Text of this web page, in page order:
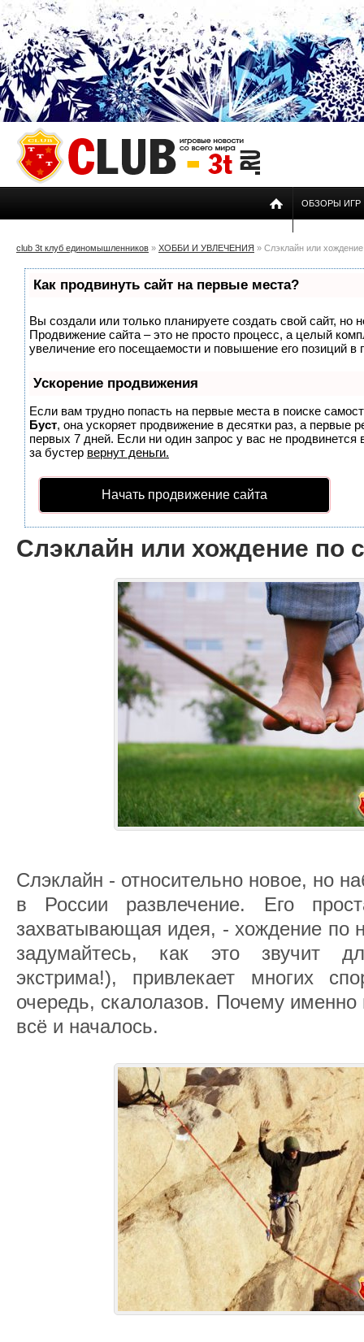
ОБЗОРЫ ИГР
club 3t клуб единомышленников » ХОББИ И УВЛЕЧЕНИЯ » Слэклайн или
Как продвинуть сайт на первые места?
Вы создали или только планируете создать свой сайт, но
Продвижение сайта – это не просто процесс, а целый
увеличение его посещаемости и повышение его позиций в
Ускорение продвижения
Если вам трудно попасть на первые места в поиске
Буст, она ускоряет продвижение в десятки раз, а первые
первых 7 дней. Если ни один запрос у вас не продвинется
за бустер вернут деньги.
Начать продвижение сайта
Слэклайн или хождение по
Слэклайн - относительно новое, но
в России развлечение. Его
захватывающая идея, - хождение по
задумайтесь, как это звучит
экстрима!), привлекает многих
очередь, скалолазов. Почему именно
всё и началось.